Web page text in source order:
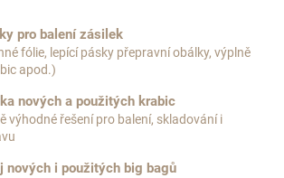
pro balení zásilek
fólie, lepící pásky přepravní obálky, výplně
apod.)
nových a použitých krabic
výhodné řešení pro balení, skladování i
nových i použitých big bagů